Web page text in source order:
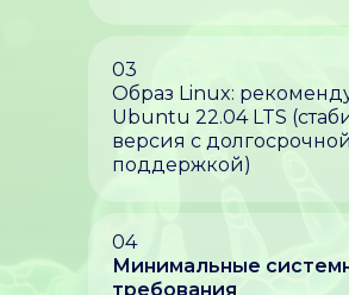
03
Образ Linux:
Ubuntu 22.04 LTS
версия с долгосрочной
поддержкой)
04
Минимальные
требования